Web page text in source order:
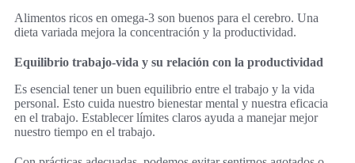
Alimentos ricos en omega-3 son buenos para el cerebro. Una
dieta variada mejora la concentración y la productividad.
Equilibrio trabajo-vida y su relación con la productividad
Es esencial tener un buen equilibrio entre el trabajo y la vida
personal. Esto cuida nuestro bienestar mental y nuestra eficacia
en el trabajo. Establecer límites claros ayuda a manejar mejor
nuestro tiempo en el trabajo.